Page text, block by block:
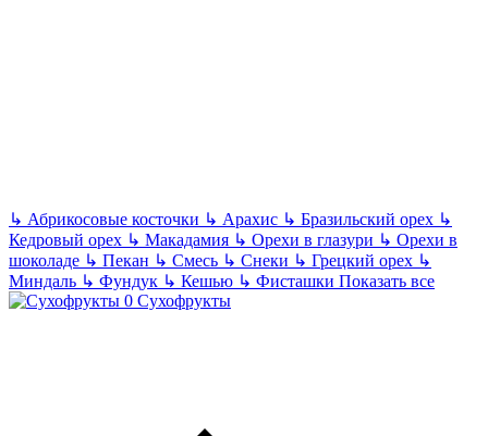
↳ Абрикосовые косточки ↳ Арахис ↳ Бразильский орех ↳
Кедровый орех ↳ Макадамия ↳ Орехи в глазури ↳ Орехи в
шоколаде ↳ Пекан ↳ Смесь ↳ Снеки ↳ Грецкий орех ↳
Миндаль ↳ Фундук ↳ Кешью ↳ Фисташки Показать все
Сухофрукты